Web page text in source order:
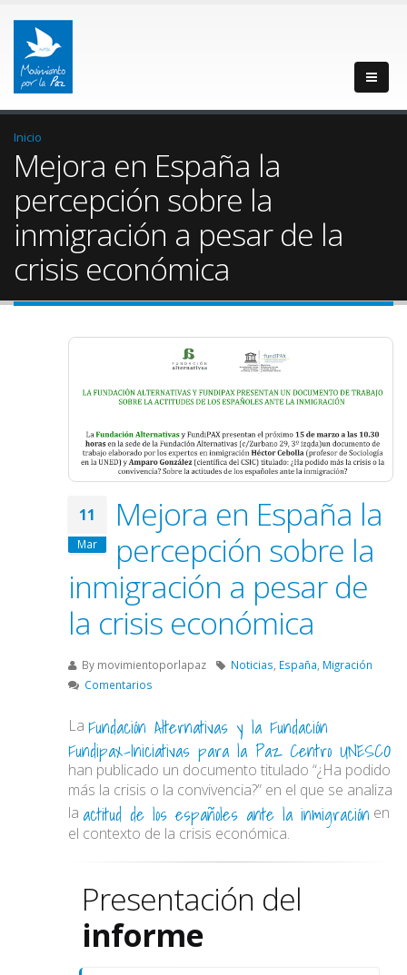
Inicio
Mejora en España la
percepción sobre la
inmigración a pesar de la
crisis económica
11
Mar
Mejora en España la
percepción sobre la
inmigración a pesar de
la crisis económica
By movimientoporlapaz Noticias España Migración
Comentarios
La Fundación Alternativas y la Fundación
Fundipax-Iniciativas para la Paz Centro UNESCO
han publicado un documento titulado “¿Ha podido
más la crisis o la convivencia?” en el que se analiza
la actitud de los españoles ante la inmigración en
el contexto de la crisis económica.
Presentación del
informe